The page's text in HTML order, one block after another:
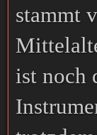
stammt
ist noch